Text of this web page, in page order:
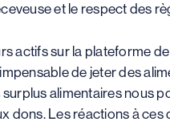
et le respect des
actifs sur la plateforme
de jeter des
surplus alimentaires nous
dons. Les réactions à